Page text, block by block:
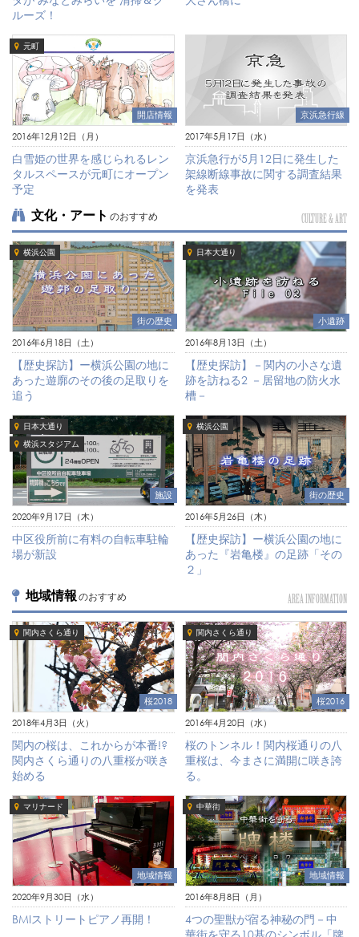
ルーズ！
元町
開店情報
2016年12月12日（月）
白雪姫の世界を感じられるレン
タルスペースが元町にオープン
予定
京浜急行線
2017年5月17日（水）
京浜急行が5月12日に発生した
架線断線事故に関する調査結果
を発表
文化・アート のおすすめ CULTURE & ART
横浜公園
街の歴史
2016年6月18日（土）
【歴史探訪】ー横浜公園の地に
あった遊廓のその後の足取りを
追う
日本大通り
小遺跡
2016年8月13日（土）
【歴史探訪】－関内の小さな遺
跡を訪ねる2 －居留地の防火水
槽－
日本大通り
横浜スタジアム
施設
2020年9月17日（木）
中区役所前に有料の自転車駐輪
場が新設
横浜公園
街の歴史
2016年5月26日（木）
【歴史探訪】ー横浜公園の地に
あった『岩亀楼』の足跡「その
２」
地域情報 のおすすめ AREA INFORMATION
関内さくら通り
桜2018
2018年4月3日（火）
関内の桜は、これからが本番!?
関内さくら通りの八重桜が咲き
始める
関内さくら通り
桜2016
2016年4月20日（水）
桜のトンネル！関内桜通りの八
重桜は、今まさに満開に咲き誇
る。
マリナード
地域情報
2020年9月30日（水）
BMIストリートピアノ再開！
中華街
地域情報
2016年8月8日（月）
4つの聖獣が宿る神秘の門－中
華街を守る10基のシンボル「牌